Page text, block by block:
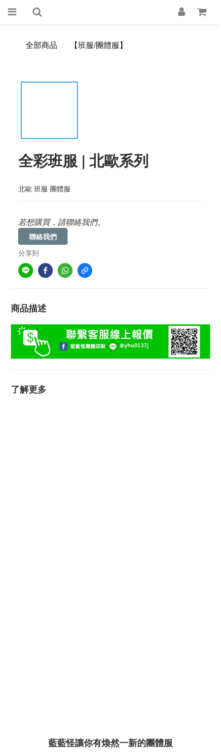
全部商品 【班服/團體服】
全彩班服 | 北歐系列
北歐 班服 團體服
若想購買，請聯絡我們。
聯絡我們
分享到
商品描述
了解更多
藍藍怪讓你有煥然一新的團體服